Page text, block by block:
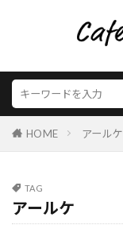
HOME アールケ
TAG
アールケ